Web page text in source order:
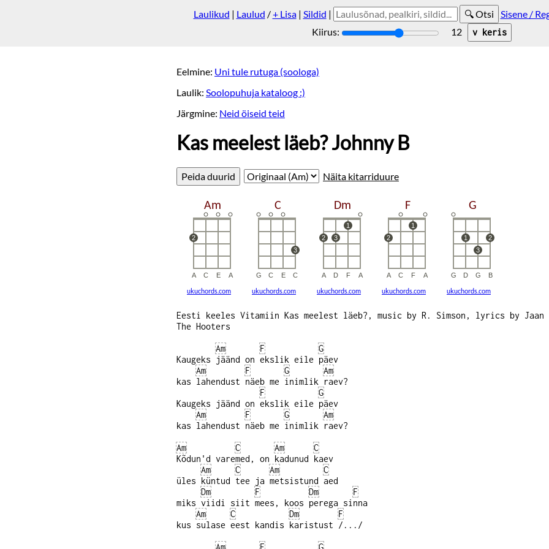
Laulikud | Laulud /+ Lisa| Sildid |
Sisene /
Kiirus:
12
Eelmine: Uni tule rutuga (soologa)
Laulik: Soolopuhuja kataloog :)
Järgmine: Neid öiseid teid
Kas meelest läeb? Johnny B
Näita kitarriduure
ukuchords.com ukuchords.com ukuchords.com ukuchords.com ukuchords.com
Eesti keeles Vitamiin Kas meelest läeb?, music by R. Simson, lyrics by Jaan
The Hooters
Am F
G
Kaugeks jäänd on ekslik eile päev
Am
F G
Am
kas lahendust näeb me inimlik raev?
F
G
Kaugeks jäänd on ekslik eile päev
Am
F G
Am
kas lahendust näeb me inimlik raev?
Am C Am
C
Kõdun'd varemed, on kadunud kaev
Am
C Am
C
üles küntud tee ja metsistund aed
Dm
F Dm
F
miks viidi siit mees, koos perega sinna
Am
C Dm
F
kus sulase eest kandis karistust /.../
Am F G